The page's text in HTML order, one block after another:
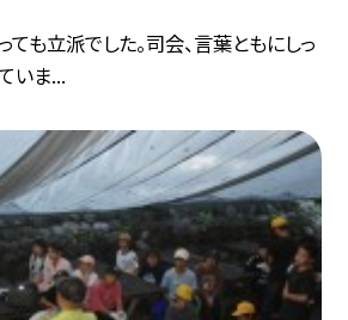
ても立派でした。司会、言葉ともにしっ
いま...